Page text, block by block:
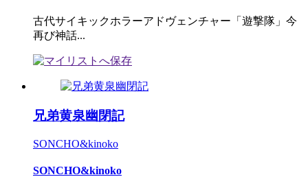
古代サイキックホラーアドヴェンチャー「遊撃隊」今
再び神話...
兄弟黄泉幽閉記
SONCHO&kinoko
SONCHO&kinoko